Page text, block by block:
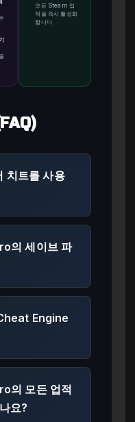
모든 Steam 업
적을 즉시 활성화
합니다
치트를 사용
의 세이브 파
Engine
의 모든 업적
요?